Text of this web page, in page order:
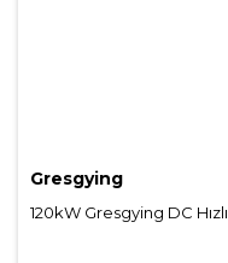
Gresgying
120kW Gresgying DC Hızlı